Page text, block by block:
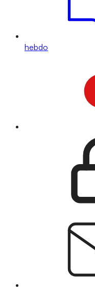
hebdo